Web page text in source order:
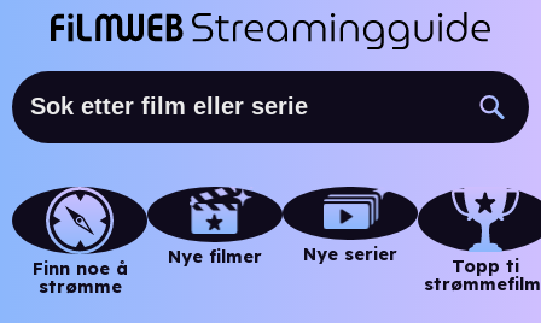
Finn noe å
strømme
Nye filmer Nye serier
Topp ti